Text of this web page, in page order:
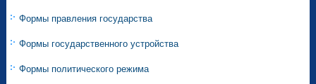
Формы правления государства
Формы государственного устройства
Формы политического режима